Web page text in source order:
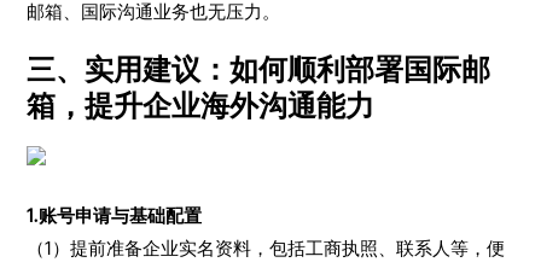
邮箱、国际沟通业务也无压力。
三、实用建议：如何顺利部署国际邮
箱，提升企业海外沟通能力
1.账号申请与基础配置
（1）提前准备企业实名资料，包括工商执照、联系人等，便